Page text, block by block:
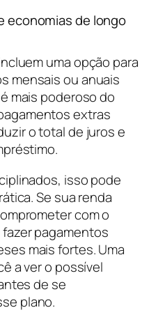
economias de longo
uma opção para
mensais ou anuais
mais poderoso do
extras
o total de juros e
isso pode
Se sua renda
com o
pagamentos
mais fortes. Uma
a ver o possível
de se
plano.